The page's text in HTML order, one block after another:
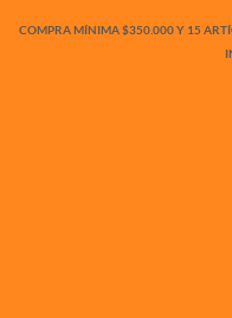
COMPRA MÍNIMA $350.000 Y 15